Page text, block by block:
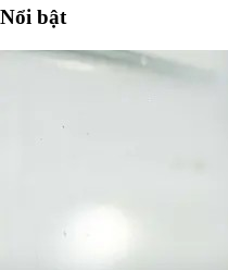
Nổi bật